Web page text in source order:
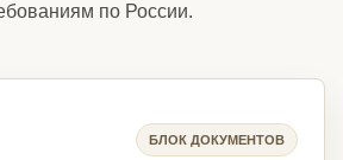
по России.
БЛОК ДОКУМЕНТОВ